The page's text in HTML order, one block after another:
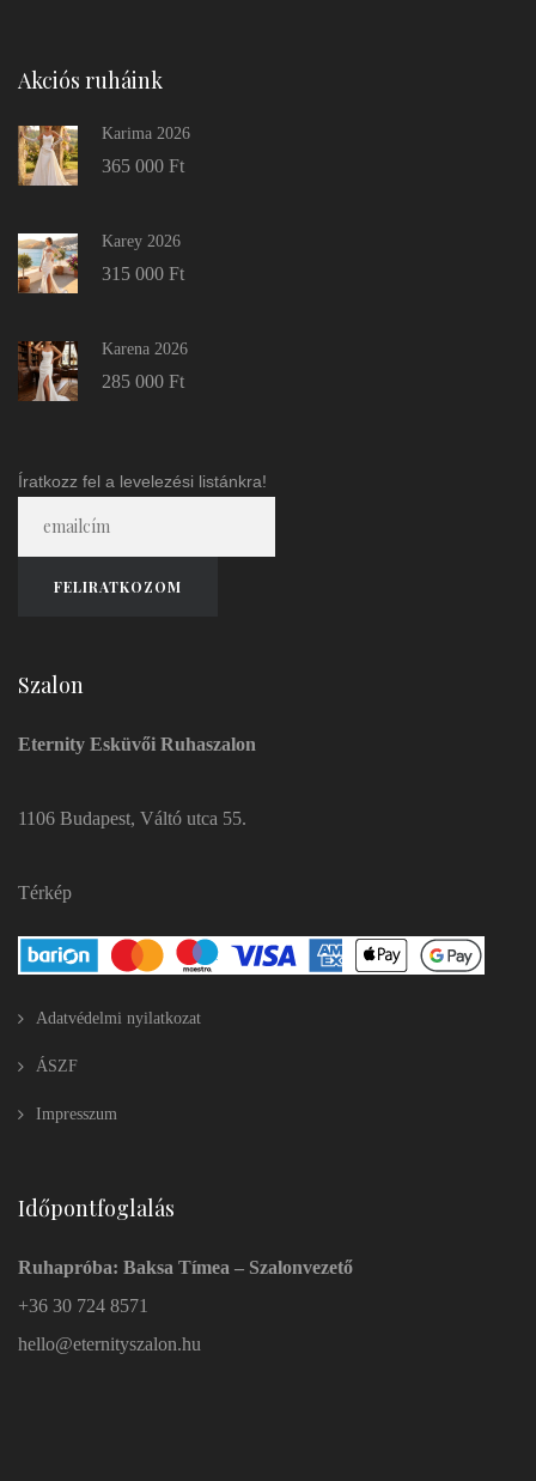
Akciós ruháink
Karima 2026
365 000 Ft
Karey 2026
315 000 Ft
Karena 2026
285 000 Ft
Íratkozz fel a levelezési listánkra!
Szalon
Eternity Esküvői Ruhaszalon
1106 Budapest, Váltó utca 55.
Térkép
Adatvédelmi nyilatkozat
ÁSZF
Impresszum
Időpontfoglalás
Ruhapróba: Baksa Tímea – Szalonvezető
+36 30 724 8571
hello@eternityszalon.hu